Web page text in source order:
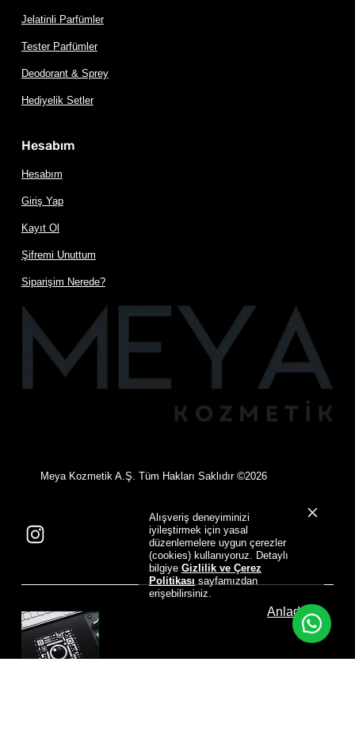
Alışveriş deneyiminizi
iyileştirmek için yasal
düzenlemelere uygun çerezler
(cookies) kullanıyoruz. Detaylı
bilgiye Gizlilik ve Çerez
Politikası sayfamızdan
erişebilirsiniz.
Anladım
Jelatinli Parfümler
Tester Parfümler
Deodorant & Sprey
Hediyelik Setler
Hesabım
Hesabım
Giriş Yap
Kayıt Ol
Şifremi Unuttum
Siparişim Nerede?
Meya Kozmetik A.Ş. Tüm Hakları Saklıdır ©2026